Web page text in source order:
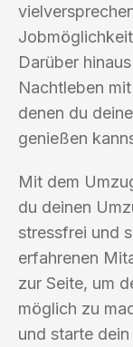
Darüber
Nachtleben
denen du
genießen
Mit dem
du deinen
stressfrei und
erfahrenen
zur Seite, um
möglich zu
und starte